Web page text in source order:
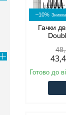
–10%
Гачки
Готово до